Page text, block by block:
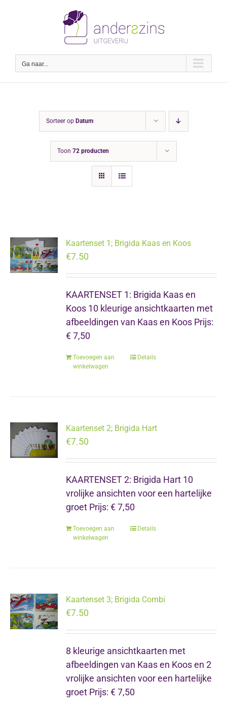
Ga naar...
Sorteer op Datum
Toon 72 producten
Kaartenset 1; Brigida Kaas en Koos
€7.50
KAARTENSET 1: Brigida Kaas en
Koos 10 kleurige ansichtkaarten met
afbeeldingen van Kaas en Koos Prijs:
€ 7,50
Toevoegen aan
winkelwagen
Details
Kaartenset 2; Brigida Hart
€7.50
KAARTENSET 2: Brigida Hart 10
vrolijke ansichten voor een hartelijke
groet Prijs: € 7,50
Toevoegen aan
winkelwagen
Details
Kaartenset 3; Brigida Combi
€7.50
8 kleurige ansichtkaarten met
afbeeldingen van Kaas en Koos en 2
vrolijke ansichten voor een hartelijke
groet Prijs: € 7,50